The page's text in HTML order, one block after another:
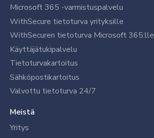
Microsoft 365 -varmistuspalvelu
WithSecure tietoturva yrityksille
WithSecuren tietoturva Microsoft 365:lle
Käyttäjätukipalvelu
Tietoturvakartoitus
Sähköpostikartoitus
Valvottu tietoturva 24/7
Meistä
Yritys